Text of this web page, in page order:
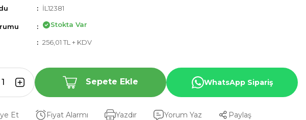
İL12381
Stokta Var
256,01 TL + KDV
Sepete Ekle WhatsApp Sipariş
Et Fiyat Alarmı Yazdır Yorum Yaz Paylaş